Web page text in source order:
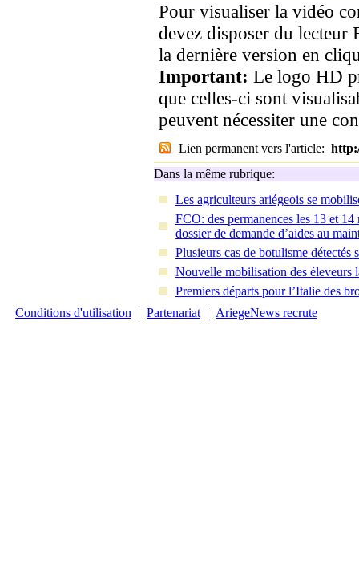
Pour visualiser la vidéo
devez disposer du lecteur
la dernière version en
Important: Le logo HD
que celles-ci sont
peuvent nécessiter une
Lien permanent vers l'article:
Dans la même rubrique:
Les agriculteurs ariégeois se
FCO: des permanences les 13 et
dossier de demande d’aides au
Plusieurs cas de botulisme
Nouvelle mobilisation des éleveurs
Premiers départs pour l’Italie des
Conditions d'utilisation | Partenariat | AriegeNews recrute